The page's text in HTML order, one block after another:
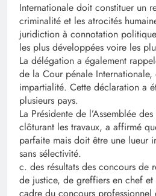
Internationale doit constituer un
criminalité et les atrocités
juridiction à connotation
les plus développées voire les
La délégation a également
de la Cour pénale
impartialité. Cette déclaration a
plusieurs pays.
La Présidente de l’Assemblée
clôturant les travaux, a affirmé
parfaite mais doit être une lueur
sans sélectivité.
c. des résultats des concours de
de justice, de greffiers en chef
cadre du concours professionnel